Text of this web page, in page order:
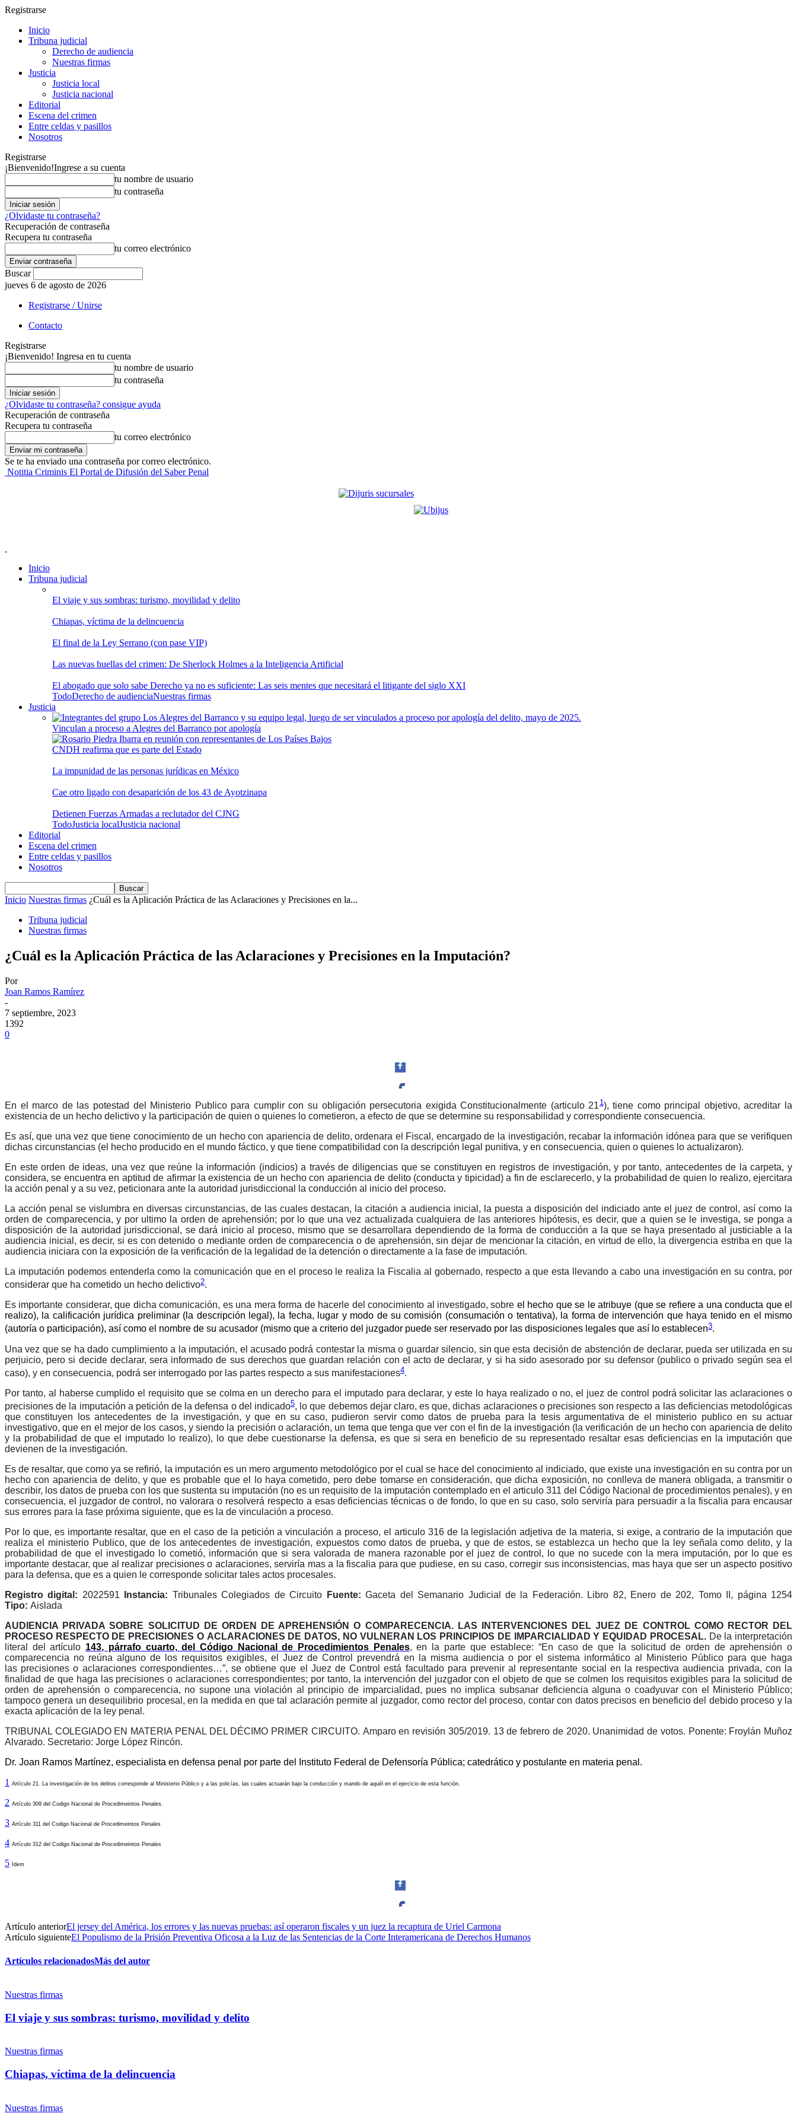
Registrarse
Inicio
Tribuna judicial
Derecho de audiencia
Nuestras firmas
Justicia
Justicia local
Justicia nacional
Editorial
Escena del crimen
Entre celdas y pasillos
Nosotros
Registrarse
¡Bienvenido!Ingrese a su cuenta
tu nombre de usuario
tu contraseña
¿Olvidaste tu contraseña?
Recuperación de contraseña
Recupera tu contraseña
tu correo electrónico
Buscar
jueves 6 de agosto de 2026
Registrarse / Unirse
Contacto
Registrarse
¡Bienvenido! Ingresa en tu cuenta
tu nombre de usuario
tu contraseña
¿Olvidaste tu contraseña? consigue ayuda
Recuperación de contraseña
Recupera tu contraseña
tu correo electrónico
Se te ha enviado una contraseña por correo electrónico.
Notitia Criminis El Portal de Difusión del Saber Penal
Inicio
Tribuna judicial
El viaje y sus sombras: turismo, movilidad y delito
Chiapas, víctima de la delincuencia
El final de la Ley Serrano (con pase VIP)
Las nuevas huellas del crimen: De Sherlock Holmes a la Inteligencia Artificial
El abogado que solo sabe Derecho ya no es suficiente: Las seis mentes que necesitará el litigante del siglo XXI
TodoDerecho de audienciaNuestras firmas
Justicia
Vinculan a proceso a Alegres del Barranco por apología
CNDH reafirma que es parte del Estado
La impunidad de las personas jurídicas en México
Cae otro ligado con desaparición de los 43 de Ayotzinapa
Detienen Fuerzas Armadas a reclutador del CJNG
TodoJusticia localJusticia nacional
Editorial
Escena del crimen
Entre celdas y pasillos
Nosotros
Inicio Nuestras firmas ¿Cuál es la Aplicación Práctica de las Aclaraciones y Precisiones en la...
Tribuna judicial
Nuestras firmas
¿Cuál es la Aplicación Práctica de las Aclaraciones y Precisiones en la Imputación?
Por
Joan Ramos Ramírez
-
7 septiembre, 2023
1392
0
Facebook
Twitter
Whatsapp
En el marco de las potestad del Ministerio Publico para cumplir con su obligación persecutoria exigida Constitucionalmente (articulo 211), tiene como principal objetivo, acreditar la
existencia de un hecho delictivo y la participación de quien o quienes lo cometieron, a efecto de que se determine su responsabilidad y correspondiente consecuencia.
Es así, que una vez que tiene conocimiento de un hecho con apariencia de delito, ordenara el Fiscal, encargado de la investigación, recabar la información idónea para que se verifiquen
dichas circunstancias (el hecho producido en el mundo fáctico, y que tiene compatibilidad con la descripción legal punitiva, y en consecuencia, quien o quienes lo actualizaron).
En este orden de ideas, una vez que reúne la información (indicios) a través de diligencias que se constituyen en registros de investigación, y por tanto, antecedentes de la carpeta, y
considera, se encuentra en aptitud de afirmar la existencia de un hecho con apariencia de delito (conducta y tipicidad) a fin de esclarecerlo, y la probabilidad de quien lo realizo, ejercitara
la acción penal y a su vez, peticionara ante la autoridad jurisdiccional la conducción al inicio del proceso.
La acción penal se vislumbra en diversas circunstancias, de las cuales destacan, la citación a audiencia inicial, la puesta a disposición del indiciado ante el juez de control, así como la
orden de comparecencia, y por ultimo la orden de aprehensión; por lo que una vez actualizada cualquiera de las anteriores hipótesis, es decir, que a quien se le investiga, se ponga a
disposición de la autoridad jurisdiccional, se dará inicio al proceso, mismo que se desarrollara dependiendo de la forma de conducción a la que se haya presentado al justiciable a la
audiencia inicial, es decir, si es con detenido o mediante orden de comparecencia o de aprehensión, sin dejar de mencionar la citación, en virtud de ello, la divergencia estriba en que la
audiencia iniciara con la exposición de la verificación de la legalidad de la detención o directamente a la fase de imputación.
La imputación podemos entenderla como la comunicación que en el proceso le realiza la Fiscalia al gobernado, respecto a que esta llevando a cabo una investigación en su contra, por
considerar que ha cometido un hecho delictivo2.
Es importante considerar, que dicha comunicación, es una mera forma de hacerle del conocimiento al investigado, sobre el hecho que se le atribuye (que se refiere a una conducta que el
realizo), la calificación jurídica preliminar(la descripción legal), la fecha, lugar y modo de su comisión (consumación o tentativa), la forma de intervención que haya tenido en el mismo
(autoría o participación), así como el nombre de su acusador (mismo que a criterio del juzgador puede ser reservado por las disposiciones legales que así lo establecen3.
Una vez que se ha dado cumplimiento a la imputación, el acusado podrá contestar la misma o guardar silencio, sin que esta decisión de abstención de declarar, pueda ser utilizada en su
perjuicio, pero si decide declarar, sera informado de sus derechos que guardan relación con el acto de declarar, y si ha sido asesorado por su defensor (publico o privado según sea el
caso), y en consecuencia, podrá ser interrogado por las partes respecto a sus manifestaciones4.
Por tanto, al haberse cumplido el requisito que se colma en un derecho para el imputado para declarar, y este lo haya realizado o no, el juez de control podrá solicitar las aclaraciones o
precisiones de la imputación a petición de la defensa o del indicado5, lo que debemos dejar claro, es que, dichas aclaraciones o precisiones son respecto a las deficiencias metodológicas
que constituyen los antecedentes de la investigación, y que en su caso, pudieron servir como datos de prueba para la tesis argumentativa de el ministerio publico en su actuar
investigativo, que en el mejor de los casos, y siendo la precisión o aclaración, un tema que tenga que ver con el fin de la investigación (la verificación de un hecho con apariencia de delito
y la probabilidad de que el imputado lo realizo), lo que debe cuestionarse la defensa, es que si sera en beneficio de su representado resaltar esas deficiencias en la imputación que
devienen de la investigación.
Es de resaltar, que como ya se refirió, la imputación es un mero argumento metodológico por el cual se hace del conocimiento al indiciado, que existe una investigación en su contra por un
hecho con apariencia de delito, y que es probable que el lo haya cometido, pero debe tomarse en consideración, que dicha exposición, no conlleva de manera obligada, a transmitir o
describir, los datos de prueba con los que sustenta su imputación (no es un requisito de la imputación contemplado en el articulo 311 del Código Nacional de procedimientos penales), y en
consecuencia, el juzgador de control, no valorara o resolverá respecto a esas deficiencias técnicas o de fondo, lo que en su caso, solo serviría para persuadir a la fiscalia para encausar
sus errores para la fase próxima siguiente, que es la de vinculación a proceso.
Por lo que, es importante resaltar, que en el caso de la petición a vinculación a proceso, el articulo 316 de la legislación adjetiva de la materia, si exige, a contrario de la imputación que
realiza el ministerio Publico, que de los antecedentes de investigación, expuestos como datos de prueba, y que de estos, se establezca un hecho que la ley señala como delito, y la
probabilidad de que el investigado lo cometió, información que si sera valorada de manera razonable por el juez de control, lo que no sucede con la mera imputación, por lo que es
importante destacar, que al realizar precisiones o aclaraciones, serviría mas a la fiscalia para que pudiese, en su caso, corregir sus inconsistencias, mas haya que ser un aspecto positivo
para la defensa, que es a quien le corresponde solicitar tales actos procesales.
Registro digital: 2022591 Instancia: Tribunales Colegiados de Circuito Fuente:Gaceta del Semanario Judicial de la Federación. Libro 82, Enero de 202, Tomo II, página 1254
Tipo: Aislada
AUDIENCIA PRIVADA SOBRE SOLICITUD DE ORDEN DE APREHENSIÓN O COMPARECENCIA. LAS INTERVENCIONES DEL JUEZ DE CONTROL COMO RECTOR DEL
PROCESO RESPECTO DE PRECISIONES O ACLARACIONES DE DATOS, NO VULNERAN LOS PRINCIPIOS DE IMPARCIALIDAD Y EQUIDAD PROCESAL. De la interpretación
literal del artículo 143, párrafo cuarto, del Código Nacional de Procedimientos Penales, en la parte que establece: “En caso de que la solicitud de orden de aprehensión o
comparecencia no reúna alguno de los requisitos exigibles, el Juez de Control prevendrá en la misma audiencia o por el sistema informático al Ministerio Público para que haga
las precisiones o aclaracionescorrespondientes…”, se obtiene que el Juez de Control está facultado para prevenir al representante social en la respectiva audiencia privada, con la
finalidad de que haga las precisiones oaclaraciones correspondientes; por tanto, la intervención del juzgador con el objeto de que se colmen los requisitos exigibles para la solicitud de
orden de aprehensión o comparecencia, no supone una violación al principio de imparcialidad, pues no implica subsanar deficiencia alguna o coadyuvar con el Ministerio Público;
tampoco genera un desequilibrio procesal, en la medida en que tal aclaración permite al juzgador, como rector del proceso, contar con datos precisos en beneficio del debido proceso y la
exacta aplicación de la ley penal.
TRIBUNAL COLEGIADO EN MATERIA PENAL DEL DÉCIMO PRIMER CIRCUITO. Amparo en revisión 305/2019. 13 de febrero de 2020. Unanimidad de votos. Ponente: Froylán Muñoz
Alvarado. Secretario: Jorge López Rincón.
Dr. Joan Ramos Martínez, especialista en defensa penal por parte del Instituto Federal de Defensoría Pública; catedrático y postulante en materia penal.
1 Artículo 21. La investigación de los delitos corresponde al Ministerio Público y a las policías, las cuales actuarán bajo la conducción y mando de aquél en el ejercicio de esta función.
2 Artículo 309 del Codigo Nacional de Procedimeintos Penales.
3 Artículo 311 del Codigo Nacional de Procedimeintos Penales
4 Artículo 312 del Codigo Nacional de Procedimeintos Penales
5 Idem
Facebook
Artículo anteriorEl jersey del América, los errores y las nuevas pruebas: así operaron fiscales y un juez la recaptura de Uriel Carmona
Artículo siguienteEl Populismo de la Prisión Preventiva Oficosa a la Luz de las Sentencias de la Corte Interamericana de Derechos Humanos
Artículos relacionadosMás del autor
Nuestras firmas
El viaje y sus sombras: turismo, movilidad y delito
Nuestras firmas
Chiapas, víctima de la delincuencia
Nuestras firmas